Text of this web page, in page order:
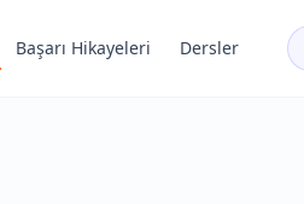
Başarı Hikayeleri Dersler